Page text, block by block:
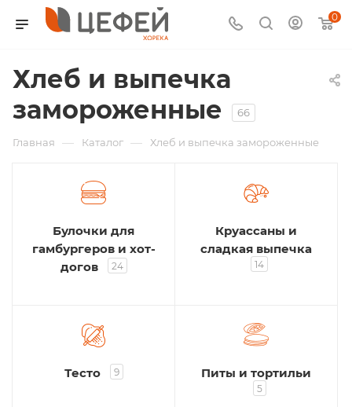
0
Хлеб и выпечка
замороженные
66
Главная — Каталог — Хлеб и выпечка замороженные
Булочки для
гамбургеров и хот-
догов
24
Круассаны и
сладкая выпечка
14
Тесто 9 Питы и тортильи
5